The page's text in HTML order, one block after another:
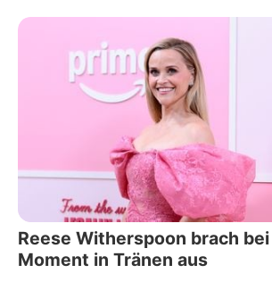
Reese Witherspoon brach
Moment in Tränen aus